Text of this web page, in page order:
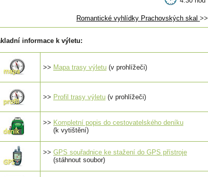
Romantické vyhlídky Prachovských skal>>
informace k výletu:
>> Mapa trasy výletu(v prohlížeči)
>> Profil trasy výletu(v prohlížeči)
>> Kompletní popis do cestovatelského deníku
(k vytištění)
>> GPS souřadnice ke stažení do GPS přístroje
(stáhnout soubor)